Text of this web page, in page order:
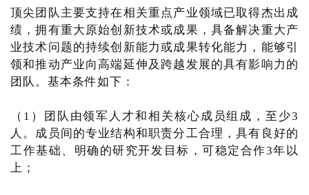
顶尖团队主要支持在相关重点产业领域已取得杰出成
绩，拥有重大原始创新技术或成果，具备解决重大产
业技术问题的持续创新能力或成果转化能力，能够引
领和推动产业向高端延伸及跨越发展的具有影响力的
团队。基本条件如下：
（1）团队由领军人才和相关核心成员组成，至少3
人。成员间的专业结构和职责分工合理，具有良好的
工作基础、明确的研究开发目标，可稳定合作3年以
上；